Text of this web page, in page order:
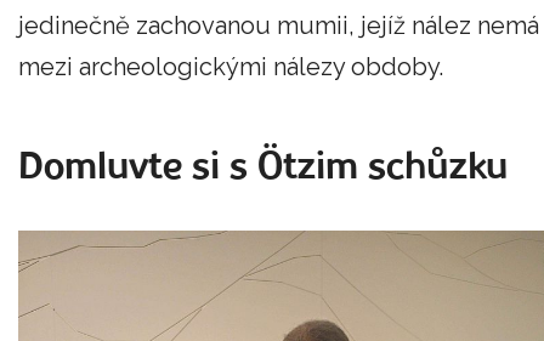
jedinečně zachovanou mumii, jejíž nález nemá
mezi archeologickými nálezy obdoby.
Domluvte si s Ötzim schůzku